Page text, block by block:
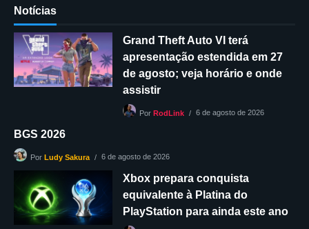
Notícias
Grand Theft Auto VI terá
apresentação estendida em 27
de agosto; veja horário e onde
assistir
Por RodLink 6 de agosto de 2026
BGS 2026
Por Ludy Sakura 6 de agosto de 2026
Xbox prepara conquista
equivalente à Platina do
PlayStation para ainda este ano